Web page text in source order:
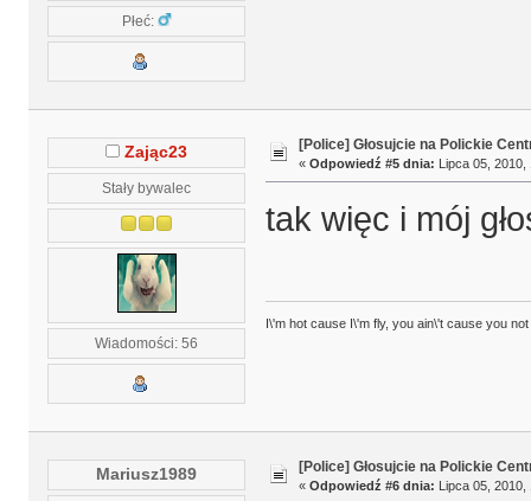
Płeć:
Zając23
Stały bywalec
Wiadomości: 56
[Police] Głosujcie na Polickie
« Odpowiedź #5 dnia: Lipca 05, 2010,
tak więc i mój
I\'m hot cause I\'m fly, you ain\'t cause you not
Mariusz1989 [Police] Głosujcie na Polickie
« Odpowiedź #6 dnia: Lipca 05, 2010,